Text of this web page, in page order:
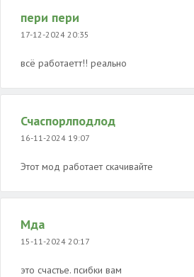
пери пери
17-12-2024 20:35
всё работаетт!! реально
Счаспорлподлод
16-11-2024 19:07
Этот мод работает скачивайте
Мда
15-11-2024 20:17
это счастье. псибки вам